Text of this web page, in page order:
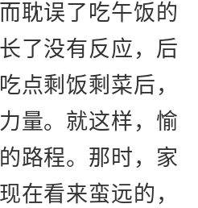
耽误了吃午饭的
了没有反应，后
点剩饭剩菜后，
量。 就这样，愉
路程。那时，家
在看来蛮远的，